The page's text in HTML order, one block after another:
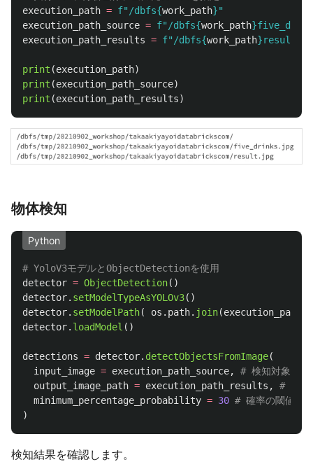
execution_path = f" /dbfs{work_path}"
execution_path_source = f" /dbfs{work_path}
execution_path_results = f" /dbfs{work_path}
print (execution_path)
print (execution_path_source)
print (execution_path_results)
物体検知
Python
detector = ObjectDetection()
detector. setModelTypeAsYOLOv3()
detector. setModelPath( os . path. join(execution_path
detector. loadModel ()
detections = detector. detectObjectsFromImage(
input_image = execution_path_source,
output_image_path = execution_path_results ,
minimum_percentage_probability = 30
)
検知結果を確認します。